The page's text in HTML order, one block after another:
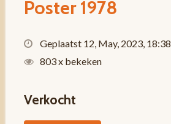
Poster 1978
Geplaatst 12, May, 2023, 18:38
803 x bekeken
Verkocht